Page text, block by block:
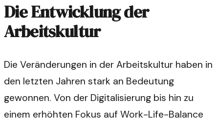
Die Entwicklung der
Arbeitskultur
Die Veränderungen in der Arbeitskultur haben in
den letzten Jahren stark an Bedeutung
gewonnen. Von der Digitalisierung bis hin zu
einem erhöhten Fokus auf Work-Life-Balance